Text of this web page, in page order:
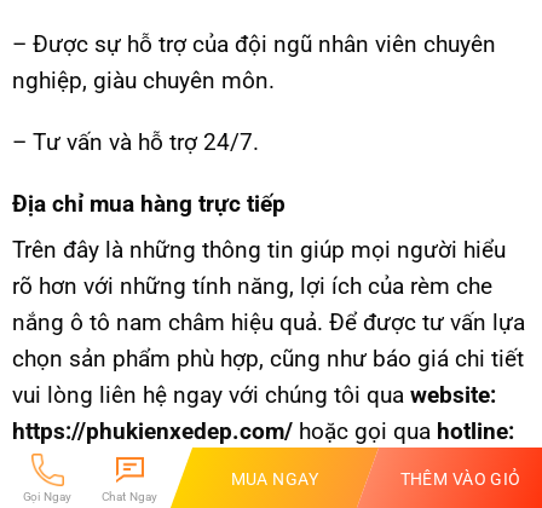
– Được sự hỗ trợ của đội ngũ nhân viên chuyên
nghiệp, giàu chuyên môn.
– Tư vấn và hỗ trợ 24/7.
Địa chỉ mua hàng trực tiếp
Trên đây là những thông tin giúp mọi người hiểu
rõ hơn với những tính năng, lợi ích của rèm che
nắng ô tô nam châm hiệu quả. Để được tư vấn lựa
chọn sản phẩm phù hợp, cũng như báo giá chi tiết
vui lòng liên hệ ngay với chúng tôi qua website:
https://phukienxedep.com/ hoặc gọi qua hotline:
0936 942 089 hoặc 09789 18 999
để được hỗ trợ
Gọi Ngay Chat Ngay
MUA NGAY THÊM VÀO GIỎ